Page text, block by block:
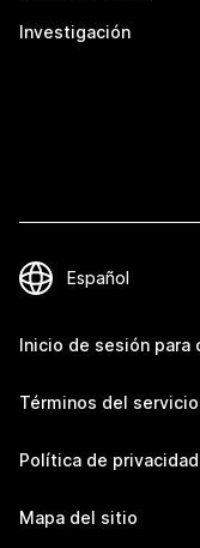
Investigación
Inicio de sesión para
Términos del servicio
Política de privacidad
Mapa del sitio